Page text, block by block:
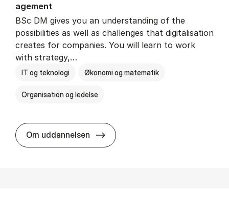
age­ment
BSc DM gives you an understanding of the
possibilities as well as challenges that digitalisation
creates for companies. You will learn to work
with strategy,…
IT og teknologi Økonomi og matematik
Organisation og ledelse
Om uddannelsen BSc in Busi­ness Ad­min­is­tra­tion